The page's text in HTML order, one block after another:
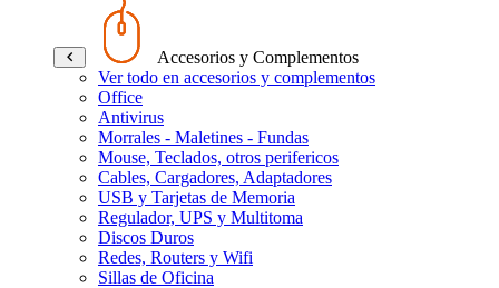
Accesorios y Complementos
Ver todo en accesorios y complementos
Office
Antivirus
Morrales - Maletines - Fundas
Mouse, Teclados, otros perifericos
Cables, Cargadores, Adaptadores
USB y Tarjetas de Memoria
Regulador, UPS y Multitoma
Discos Duros
Redes, Routers y Wifi
Sillas de Oficina